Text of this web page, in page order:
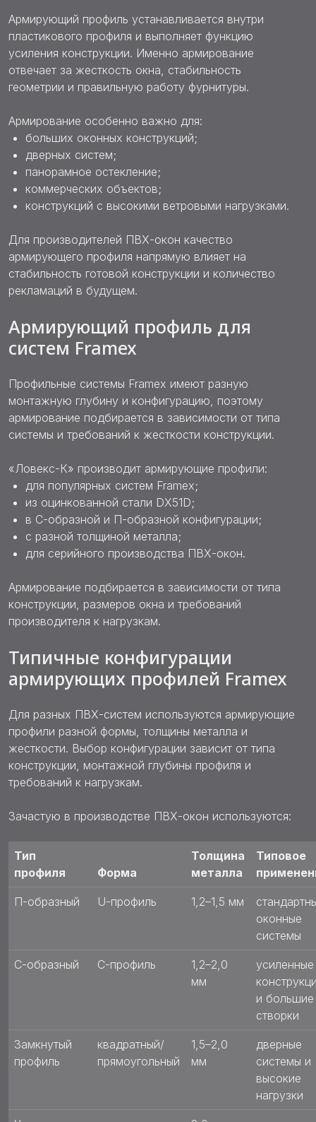
Армирующий профиль устанавливается внутри
пластикового профиля и выполняет функцию
усиления конструкции. Именно армирование
отвечает за жесткость окна, стабильность
геометрии и правильную работу фурнитуры.
Армирование особенно важно для:
больших оконных конструкций;
дверных систем;
панорамное остекление;
коммерческих объектов;
конструкций с высокими ветровыми нагрузками.
Для производителей ПВХ-окон качество
армирующего профиля напрямую влияет на
стабильность готовой конструкции и количество
рекламаций в будущем.
Армирующий профиль для
систем Framex
Профильные системы Framex имеют разную
монтажную глубину и конфигурацию, поэтому
армирование подбирается в зависимости от типа
системы и требований к жесткости конструкции.
«Ловекс-К» производит армирующие профили:
для популярных систем Framex;
из оцинкованной стали DX51D;
в С-образной и П-образной конфигурации;
с разной толщиной металла;
для серийного производства ПВХ-окон.
Армирование подбирается в зависимости от типа
конструкции, размеров окна и требований
производителя к нагрузкам.
Типичные конфигурации
армирующих профилей Framex
Для разных ПВХ-систем используются армирующие
профили разной формы, толщины металла и
жесткости. Выбор конфигурации зависит от типа
конструкции, монтажной глубины профиля и
требований к нагрузкам.
Зачастую в производстве ПВХ-окон используются:
Тип
профиля
Форма
Толщина
металла
Типовое
П-образный U-профиль 1,2–1,5 мм
оконные
системы
С-образный C-профиль
1,2–2,0
мм
усиленные
и большие
створки
Замкнутый
профиль
квадратный/
прямоугольный
1,5–2,0
мм
дверные
системы и
высокие
нагрузки